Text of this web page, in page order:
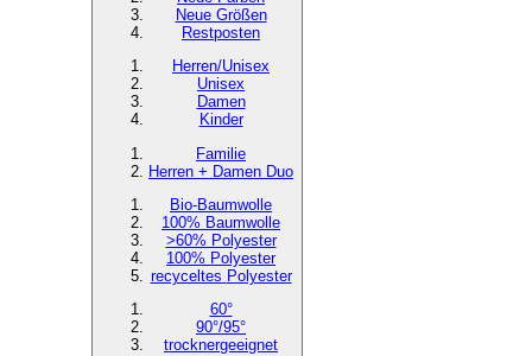
Neue Größen
Restposten
Herren/Unisex
Unisex
Damen
Kinder
Familie
Herren + Damen Duo
Bio-Baumwolle
100% Baumwolle
>60% Polyester
100% Polyester
recyceltes Polyester
60°
90°/95°
trocknergeeignet